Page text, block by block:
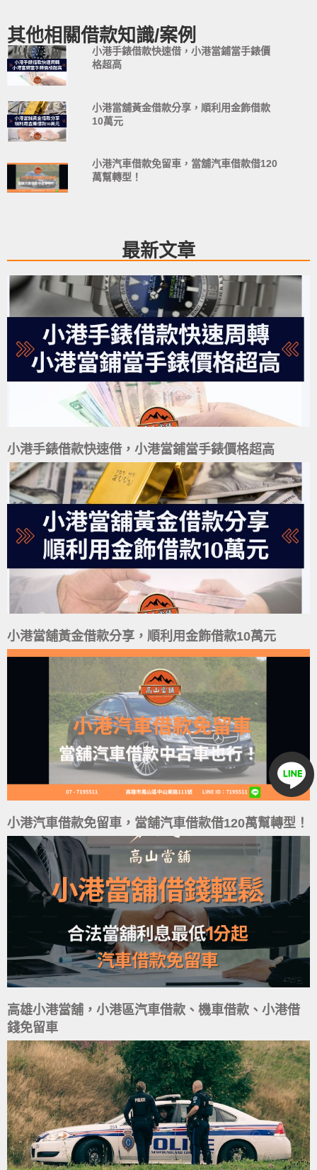
其他相關借款知識/案例
小港手錶借款快速借，小港當鋪當手錶價
格超高
小港當舖黃金借款分享，順利用金飾借款
10萬元
小港汽車借款免留車，當舖汽車借款借120
萬幫轉型！
最新文章
小港手錶借款快速借，小港當鋪當手錶價格超高
小港當舖黃金借款分享，順利用金飾借款10萬元
小港汽車借款免留車，當舖汽車借款借120萬幫轉型！
高雄小港當舖，小港區汽車借款、機車借款、小港借
錢免留車